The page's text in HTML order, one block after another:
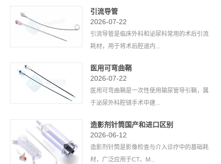
引流导管
2026-07-22
引流导管是临床外科和泌尿科常用的术后引流
耗材，用于将术后腔道内...
医用可弯曲鞘
2026-07-22
医用可弯曲鞘是一次性使用输尿管导引鞘，属
于泌尿外科腔镜手术中建...
造影剂针筒国产和进口区别
2026-06-12
造影剂针筒是影像检查与介入诊疗中的基础耗
材，广泛应用于CT、M...